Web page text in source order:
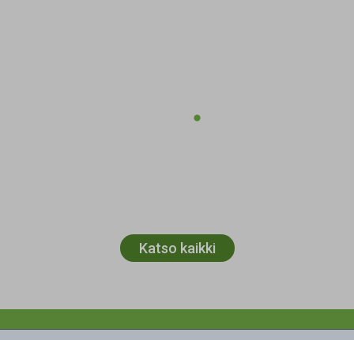
Katso kaikki